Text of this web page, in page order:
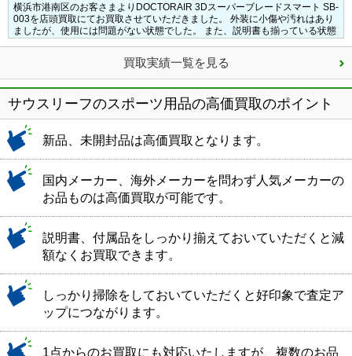
横浜市港南区のお客さまよりDOCTORAIR 3Dスーパーブレードスマート SB-
003を店頭買取にてお買取させていただきました。
外装に小傷や汚れはあり
ましたが、使用には問題がない状態でした。
また、説明書も揃っている状態
でした。使う場所を選ばず、気軽にエクササイズができる人気の
買取実績一覧を見る
サウスリーフのスポーツ用品の高価買取のポイント
新品、未開封品は高価買取となります。
国内メーカー、海外メーカーを問わず人気メーカーの
お品ものは高価買取が可能です。
説明書、付属品をしっかり揃えておいていただくと減
額なくお買取できます。
しっかり掃除をしておいていただくと好印象で査定ア
ップにつながります。
1点からのお買取にも対応いたしますが、複数のお品